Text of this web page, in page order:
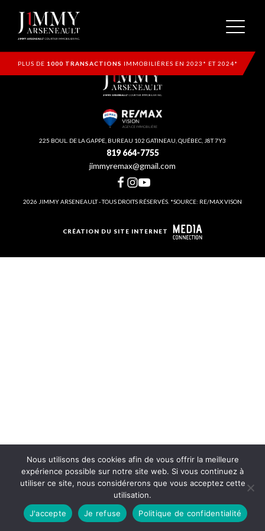
PLUS DE 1000 TRANSACTIONS IMMOBILIÈRES EN 2023* ET 2024*
225 BOUL. DE LA GAPPE, BUREAU 102 GATINEAU, QUÉBEC, J8T 7Y3
819 664-7755
jimmyremax@gmail.com
2026 JIMMY ARSENEAULT - TOUS DROITS RÉSERVÉS. *SOURCE: RE/MAX VISON
CRÉATION DU SITE INTERNET
Nous utilisons des cookies afin de vous offrir la meilleure
expérience possible sur notre site web. Si vous continuez à
utiliser ce site, nous considérerons que vous acceptez cette
utilisation.
J'accepte
Je refuse Politique de confidentialité